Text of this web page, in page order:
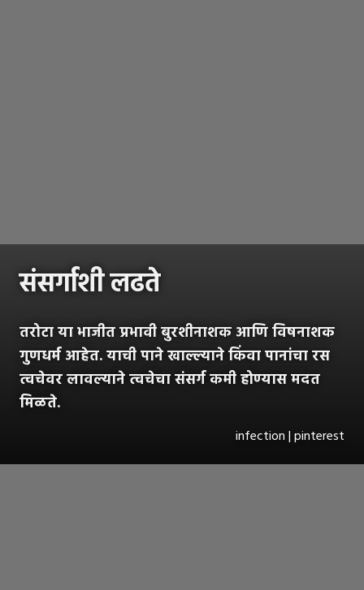
संसर्गाशी लढते
तरोटा या भाजीत प्रभावी बुरशीनाशक आणि विषनाशक
गुणधर्म आहेत. याची पाने खाल्ल्याने किंवा पानांचा रस
त्वचेवर लावल्याने त्वचेचा संसर्ग कमी होण्यास मदत
मिळते.
infection | pinterest